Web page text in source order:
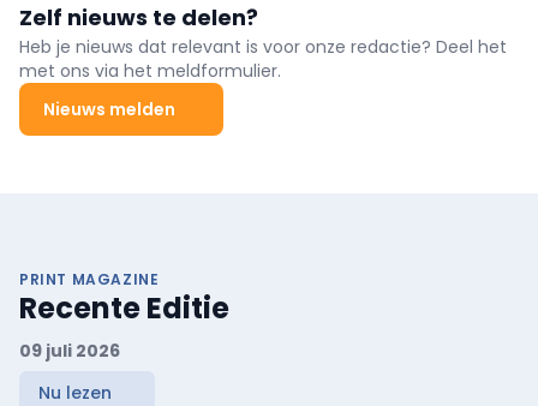
Zelf nieuws te delen?
Heb je nieuws dat relevant is voor onze redactie? Deel het
met ons via het meldformulier.
Nieuws melden
PRINT MAGAZINE
Recente Editie
09 juli 2026
Nu lezen